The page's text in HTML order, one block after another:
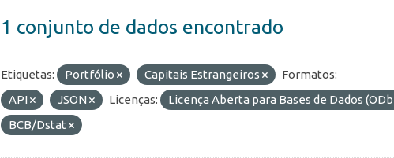
1 conjunto de dados encontrado
Etiquetas: Portfólio Capitais Estrangeiros
Formatos:
API
JSON Licenças: Licença Aberta para Bases de Dados
BCB/Dstat